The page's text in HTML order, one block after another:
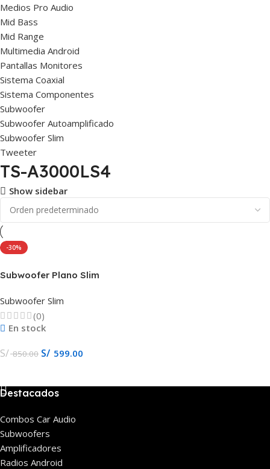
Medios Pro Audio
Mid Bass
Mid Range
Multimedia Android
Pantallas Monitores
Sistema Coaxial
Sistema Componentes
Subwoofer
Subwoofer Autoamplificado
Subwoofer Slim
Tweeter
TS-A3000LS4
Show sidebar
-30%
Subwoofer Plano Slim
A3000LS4
Subwoofer Slim
(0)
En stock
S/850.00 S/ 599.00
Destacados
Combos Car Audio
Subwoofers
Amplificadores
Radios Android